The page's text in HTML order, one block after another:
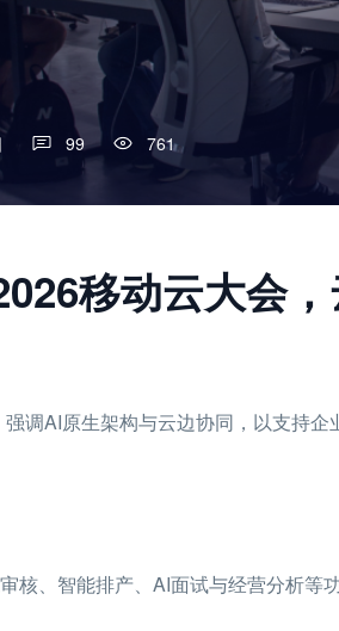
99 761
移动云大会
调AI原生架构与云边协同，以支持
核、智能排产、AI面试与经营分析等